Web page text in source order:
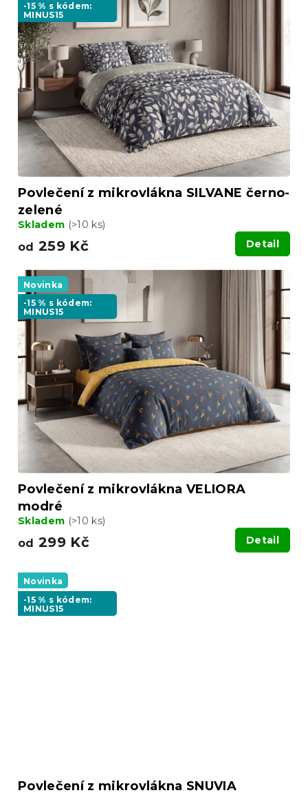
-15 % s kódem:
MINUS15
Povlečení z mikrovlákna SILVANE černo-
zelené
Skladem (>10 ks)
od 259 Kč Detail
Novinka
-15 % s kódem:
MINUS15
Povlečení z mikrovlákna VELIORA
modré
Skladem (>10 ks)
od 299 Kč Detail
Novinka
-15 % s kódem:
MINUS15
Povlečení z mikrovlákna SNUVIA